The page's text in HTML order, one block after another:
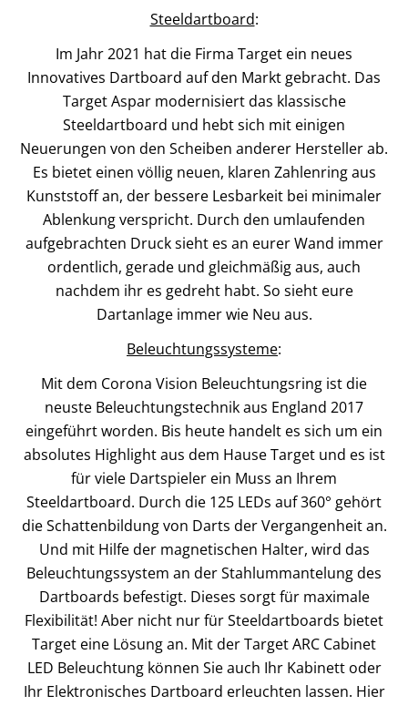
Steeldartboard:
Im Jahr 2021 hat die Firma Target ein neues
Innovatives Dartboard auf den Markt gebracht. Das
Target Aspar modernisiert das klassische
Steeldartboard und hebt sich mit einigen
Neuerungen von den Scheiben anderer Hersteller ab.
Es bietet einen völlig neuen, klaren Zahlenring aus
Kunststoff an, der bessere Lesbarkeit bei minimaler
Ablenkung verspricht. Durch den umlaufenden
aufgebrachten Druck sieht es an eurer Wand immer
ordentlich, gerade und gleichmäßig aus, auch
nachdem ihr es gedreht habt. So sieht eure
Dartanlage immer wie Neu aus.
Beleuchtungssysteme:
Mit dem Corona Vision Beleuchtungsring ist die
neuste Beleuchtungstechnik aus England 2017
eingeführt worden. Bis heute handelt es sich um ein
absolutes Highlight aus dem Hause Target und es ist
für viele Dartspieler ein Muss an Ihrem
Steeldartboard. Durch die 125 LEDs auf 360° gehört
die Schattenbildung von Darts der Vergangenheit an.
Und mit Hilfe der magnetischen Halter, wird das
Beleuchtungssystem an der Stahlummantelung des
Dartboards befestigt. Dieses sorgt für maximale
Flexibilität! Aber nicht nur für Steeldartboards bietet
Target eine Lösung an. Mit der Target ARC Cabinet
LED Beleuchtung können Sie auch Ihr Kabinett oder
Ihr Elektronisches Dartboard erleuchten lassen. Hier